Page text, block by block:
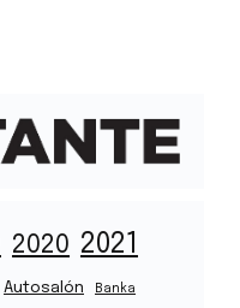
2020 2021
Autosalón Banka